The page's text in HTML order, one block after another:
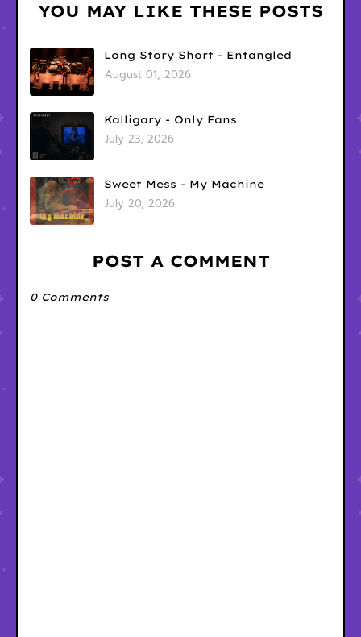
YOU MAY LIKE THESE POSTS
Long Story Short - Entangled
August 01, 2026
Kalligary - Only Fans
July 23, 2026
Sweet Mess - My Machine
July 20, 2026
POST A COMMENT
0 Comments